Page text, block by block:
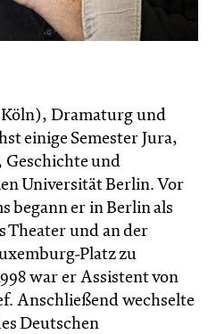
Köln), Dramaturg und
einige Semester Jura,
und
Universität Berlin. Vor
begann er in Berlin als
Theater und an der
Platz zu
war er Assistent von
Anschließend wechselte
Deutschen